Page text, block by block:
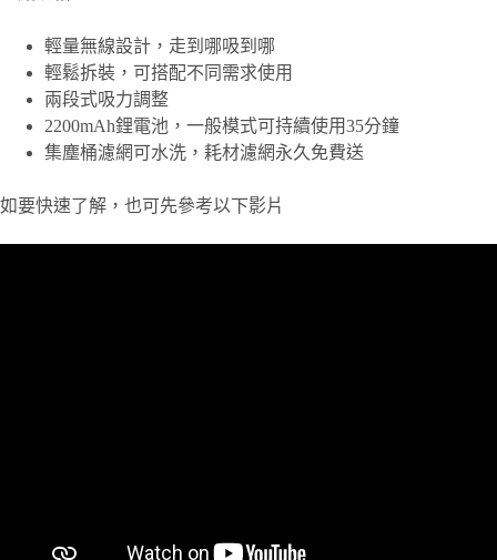
輕量無線設計，走到哪吸到哪
輕鬆拆裝，可搭配不同需求使用
兩段式吸力調整
2200mAh鋰電池，一般模式可持續使用35分鐘
集塵桶濾網可水洗，耗材濾網永久免費送
如要快速了解，也可先參考以下影片